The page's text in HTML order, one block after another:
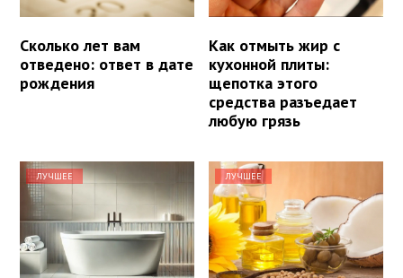
Сколько лет вам
отведено: ответ в дате
рождения
Как отмыть жир с
кухонной плиты:
щепотка этого
средства разъедает
любую грязь
ЛУЧШЕЕ ЛУЧШЕЕ